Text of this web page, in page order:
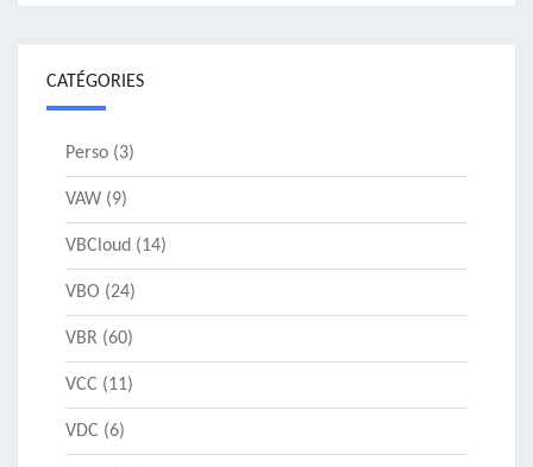
CATÉGORIES
Perso (3)
VAW (9)
VBCloud (14)
VBO (24)
VBR (60)
VCC (11)
VDC (6)